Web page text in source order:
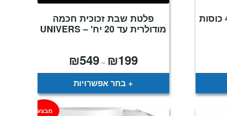
פלטת שבת זכוכית חכמה
מודולרית עד 20 יח' – UNIVERS
₪199
–
₪549
⁦₪199⁩
בחר אפשרויות
מבצע!